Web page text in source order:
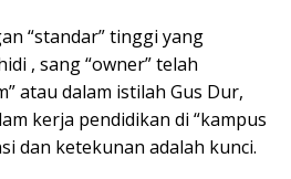
“standar” tinggi yang
, sang “owner” telah
atau dalam istilah Gus Dur,
kerja pendidikan di “kampus
dan ketekunan adalah kunci.